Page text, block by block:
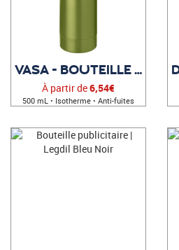
VASA - BOUTEILLE PUBLICITAIRE
À partir de6,54€
500 mL • Isotherme • Anti-fuites